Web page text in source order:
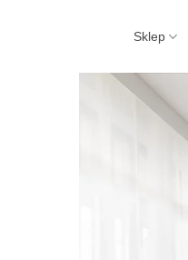
Sklep